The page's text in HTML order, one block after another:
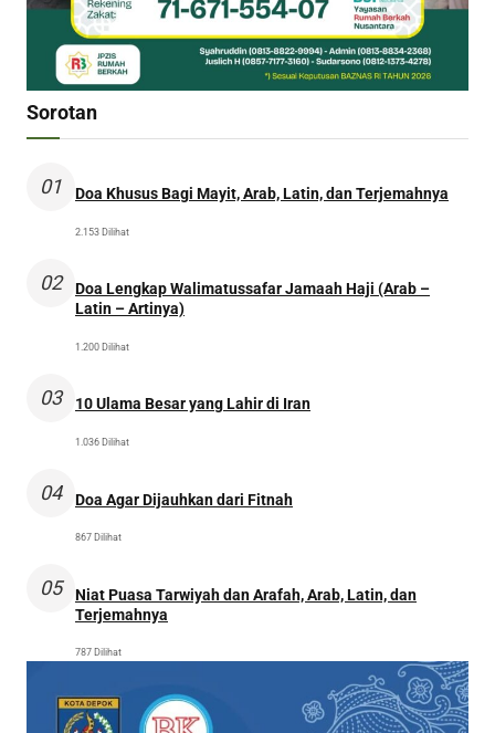
Sorotan
01 Doa Khusus Bagi Mayit, Arab, Latin, dan Terjemahnya
2.153 Dilihat
02
Doa Lengkap Walimatussafar Jamaah Haji (Arab –
Latin – Artinya)
1.200 Dilihat
03 10 Ulama Besar yang Lahir di Iran
1.036 Dilihat
04 Doa Agar Dijauhkan dari Fitnah
867 Dilihat
05
Niat Puasa Tarwiyah dan Arafah, Arab, Latin, dan
Terjemahnya
787 Dilihat